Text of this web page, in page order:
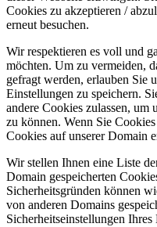
Cookies zu akzeptieren /
erneut besuchen.
Wir respektieren es voll und
möchten. Um zu vermeiden,
gefragt werden, erlauben Sie
Einstellungen zu speichern.
andere Cookies zulassen,
zu können. Wenn Sie
Cookies auf unserer Domain
Wir stellen Ihnen eine Liste
Domain gespeicherten
Sicherheitsgründen können
von anderen Domains
Sicherheitseinstellungen Ihres